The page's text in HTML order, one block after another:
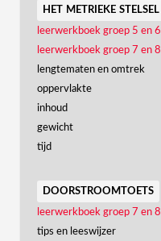
het metrieke stelsel
leerwerkboek groep 5 en 6
leerwerkboek groep 7 en 8
lengtematen en omtrek
oppervlakte
inhoud
gewicht
tijd
doorstroomtoets
leerwerkboek groep 7 en 8
tips en leeswijzer